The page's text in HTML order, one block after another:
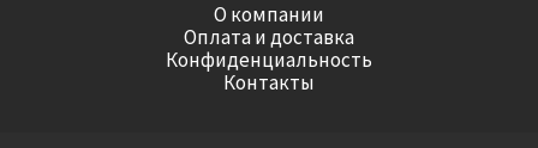
О компании
Оплата и доставка
Конфиденциальность
Контакты